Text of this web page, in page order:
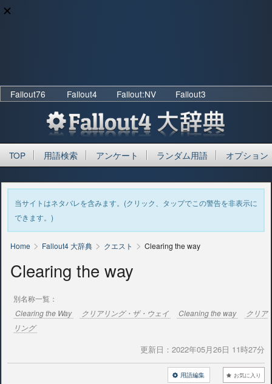
Fallout76 Fallout4 Fallout:NV Fallout3
TOP 用語検索 アンケート ランダム用語 オプション
当サイトはネタバレを含みます。(クリック、タップでこの警告を非表示に
できます。)
Home > Fallout4 大辞典 > クエスト > Clearing the way
Clearing the way
別名称一覧：
Clearing the Way
クリアリング・ザ・ウェイ Cleaning the way
クリア
リング
更新日： 2022年05月26日 11時27分
お気に入り
用語編集